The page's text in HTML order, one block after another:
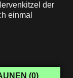
der
einmal
(0)